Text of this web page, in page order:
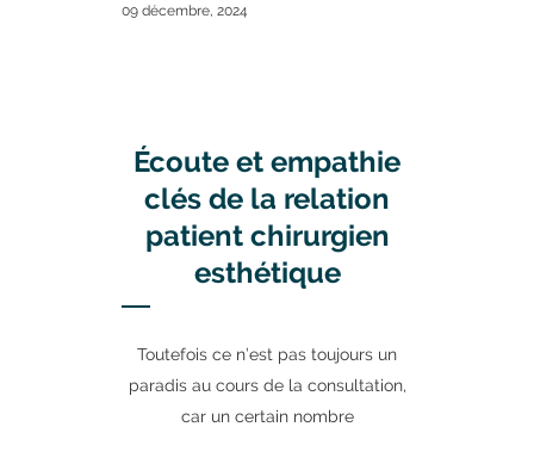
09 décembre, 2024
Écoute et empathie
clés de la relation
patient chirurgien
esthétique
Toutefois ce n’est pas toujours un
paradis au cours de la consultation,
car un certain nombre